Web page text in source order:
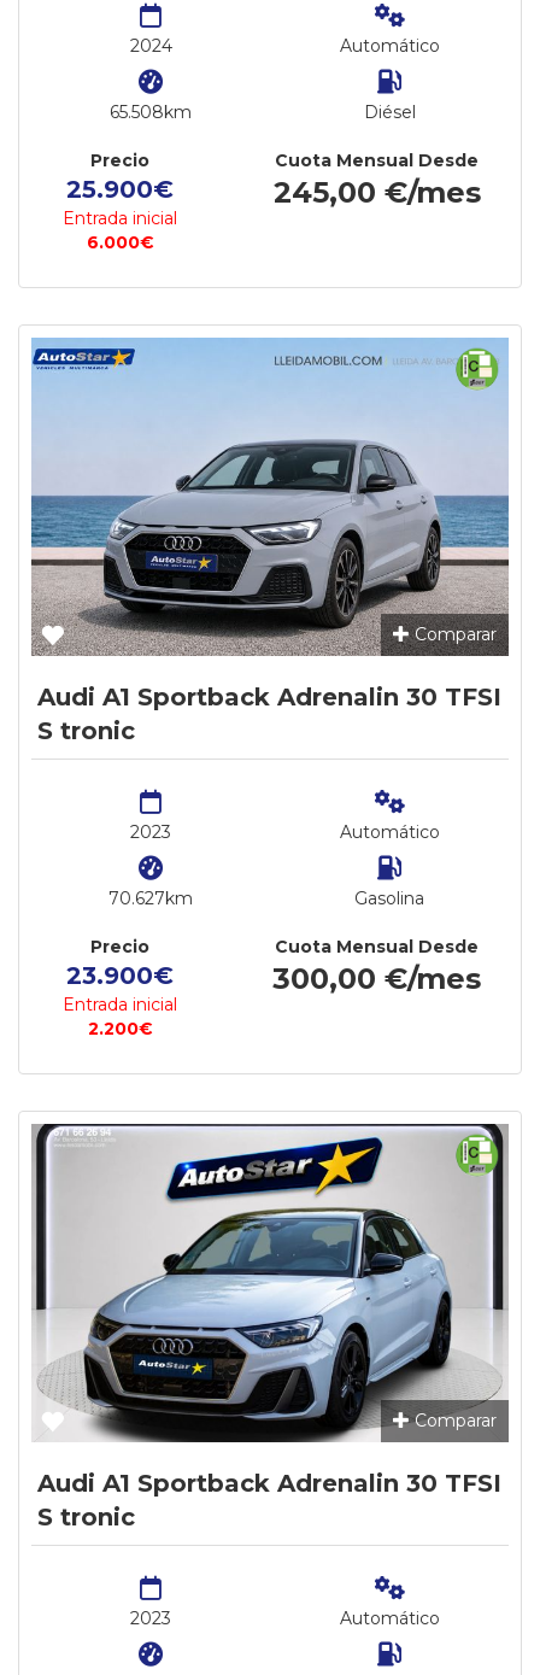
2024
65.508km
Automático
Diésel
Precio
25.900€
Entrada inicial
6.000€
Cuota Mensual Desde
245,00 €/mes
Comparar
Audi A1 Sportback Adrenalin 30 TFSI
S tronic
2023
70.627km
Automático
Gasolina
Precio
23.900€
Entrada inicial
2.200€
Cuota Mensual Desde
300,00 €/mes
Comparar
Audi A1 Sportback Adrenalin 30 TFSI
S tronic
2023 Automático